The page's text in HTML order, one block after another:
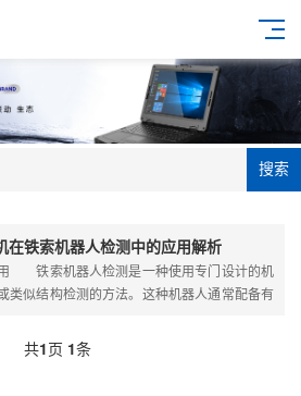
搜索
在铁索机器人检测中的应用解析
铁索机器人检测是一种使用专门设计的机
类似结构检测的方法。这种机器人通常配备有
共1页 1条